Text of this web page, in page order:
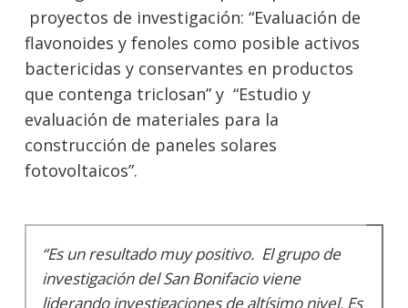
proyectos de investigación: “Evaluación de
flavonoides y fenoles como posible activos
bactericidas y conservantes en productos
que contenga triclosan” y “Estudio y
evaluación de materiales para la
construcción de paneles solares
fotovoltaicos”.
“Es un resultado muy positivo. El grupo de
investigación del San Bonifacio viene
liderando investigaciones de altísimo nivel. Es